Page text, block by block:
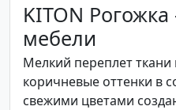
KITON Рогожка
мебели
Мелкий переплет
коричневые оттенки в
свежими цветами